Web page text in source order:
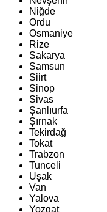
Niğde
Ordu
Osmaniye
Rize
Sakarya
Samsun
Siirt
Sinop
Sivas
Şanlıurfa
Şırnak
Tekirdağ
Tokat
Trabzon
Tunceli
Uşak
Van
Yalova
Yozgat